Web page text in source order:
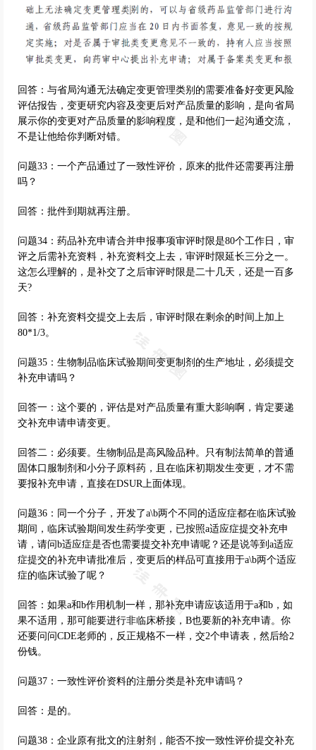
回答：与省局沟通无法确定变更管理类别的需要准备好变更风险
评估报告，变更研究内容及变更后对产品质量的影响，是向省局
展示你的变更对产品质量的影响程度，是和他们一起沟通交流，
不是让他给你判断对错。
问题33：一个产品通过了一致性评价，原来的批件还需要再注册
吗？
回答：批件到期就再注册。
问题34：药品补充申请合并申报事项审评时限是80个工作日，审
评之后需补充资料，补充资料交上去，审评时限延长三分之一。
这怎么理解的，是补交了之后审评时限是二十几天，还是一百多
天?
回答：补充资料交提交上去后，审评时限在剩余的时间上加上
80*1/3。
问题35：生物制品临床试验期间变更制剂的生产地址，必须提交
补充申请吗？
回答一：这个要的，评估是对产品质量有重大影响啊，肯定要递
交补充申请申请变更。
回答二：必须要。生物制品是高风险品种。只有制法简单的普通
固体口服制剂和小分子原料药，且在临床初期发生变更，才不需
要报补充申请，直接在DSUR上面体现。
问题36：同一个分子，开发了a\b两个不同的适应症都在临床试验
期间，临床试验期间发生药学变更，已按照a适应症提交补充申
请，请问b适应症是否也需要提交补充申请呢？还是说等到a适应
症提交的补充申请批准后，变更后的样品可直接用于a\b两个适应
症的临床试验了呢？
回答：如果a和b作用机制一样，那补充申请应该适用于a和b，如
果不适用，那可能要进行非临床桥接，B也要新的补充申请。你
还要问问CDE老师的，反正规格不一样，交2个申请表，然后给2
份钱。
问题37：一致性评价资料的注册分类是补充申请吗？
回答：是的。
问题38：企业原有批文的注射剂，能否不按一致性评价提交补充